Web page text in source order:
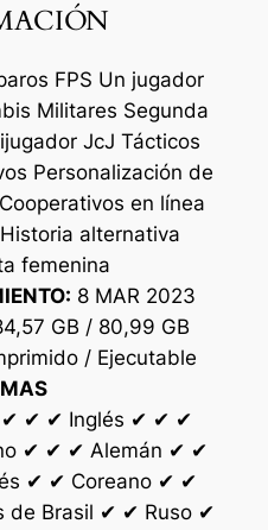
FPS Un jugador
Militares Segunda
JcJ Tácticos
Personalización de
en línea
alternativa
femenina
8 MAR 2023
GB / 80,99 GB
/ Ejecutable
✔ ✔ ✔ Inglés ✔ ✔ ✔
✔ ✔ ✔ Alemán ✔ ✔
✔ ✔ Coreano ✔ ✔
de Brasil ✔ ✔ Ruso ✔